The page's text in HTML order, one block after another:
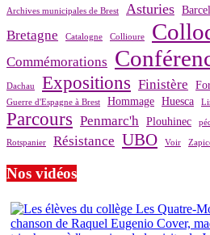
Archives municipales de Brest Asturies
Bretagne Catalogne Collioure
Commémorations
Dachau Expositions Finistère
Guerre d'Espagne à Brest Hommage Huesca
Parcours Penmarc'h Plouhinec
Rotspanier Résistance UBO Voir
Nos vidéos